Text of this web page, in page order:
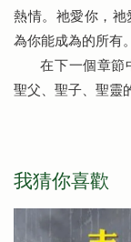
熱情。祂愛你，
為你能成為的所有。
在下一個章
聖父、聖子、聖靈
我猜你喜歡